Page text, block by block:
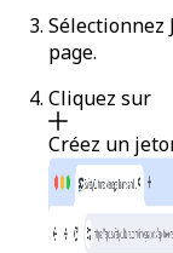
Sélectionnez
page.
Cliquez sur
Créez un